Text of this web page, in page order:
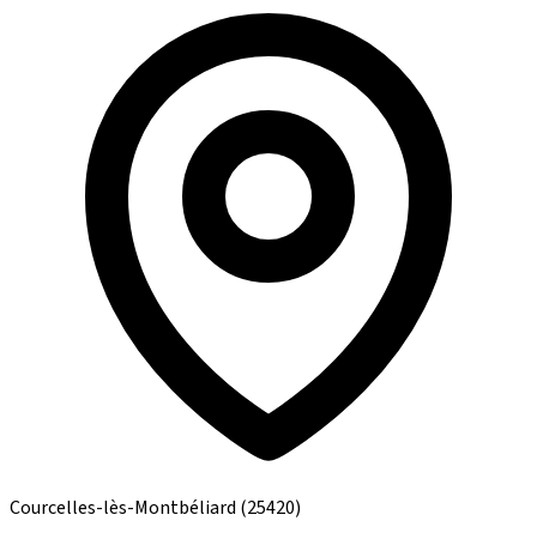
Courcelles-lès-Montbéliard (25420)